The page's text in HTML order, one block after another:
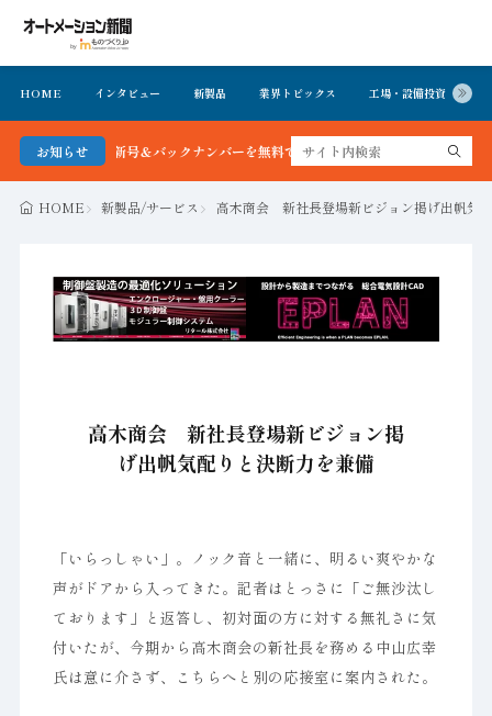
HOME インタビュー 新製品 業界トピックス 工場・設備投資
お知らせ
新聞 最新号＆バックナンバーを無料で公開中 詳細はこちら
HOME 新製品/サービス 高木商会 新社長登場新ビジョン掲げ出帆気
高木商会 新社長登場新ビジョン掲
げ出帆気配りと決断力を兼備
「いらっしゃい」。ノック音と一緒に、明るい爽やかな
声がドアから入ってきた。記者はとっさに「ご無沙汰し
ております」と返答し、初対面の方に対する無礼さに気
付いたが、今期から高木商会の新社長を務める中山広幸
氏は意に介さず、こちらへと別の応接室に案内された。